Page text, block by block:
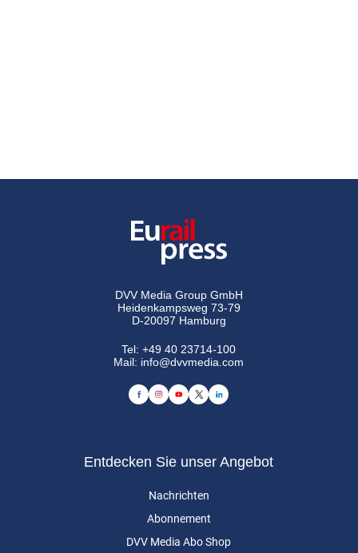
DVV Media Group GmbH
Heidenkampsweg 73-79
D-20097 Hamburg
Tel:+49 40 23714-100
Mail: info@dvvmedia.com
Entdecken Sie unser Angebot
Nachrichten
Abonnement
DVV Media Abo Shop